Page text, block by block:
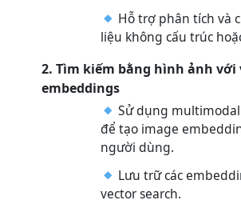
Hỗ trợ phân tích và
liệu không cấu trúc
2. Tìm kiếm bằng hình ảnh với
embeddings
Sử dụng
để tạo image
người dùng.
Lưu trữ các
vector search.